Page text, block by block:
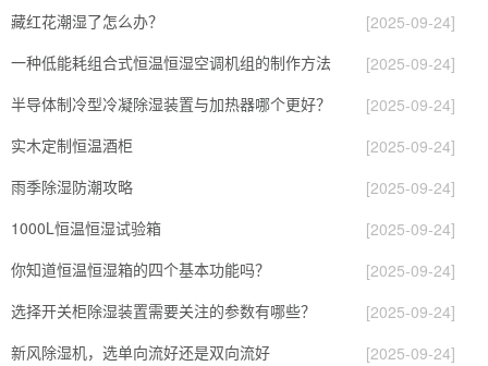
藏红花潮湿了怎么办？
[2025-09-24]
一种低能耗组合式恒温恒湿空调机组的制作方法
[2025-09-24]
半导体制冷型冷凝除湿装置与加热器哪个更好？
[2025-09-24]
实木定制恒温酒柜
[2025-09-24]
雨季除湿防潮攻略
[2025-09-24]
1000L恒温恒湿试验箱
[2025-09-24]
你知道恒温恒湿箱的四个基本功能吗？
[2025-09-24]
选择开关柜除湿装置需要关注的参数有哪些？
[2025-09-24]
新风除湿机，选单向流好还是双向流好
[2025-09-24]